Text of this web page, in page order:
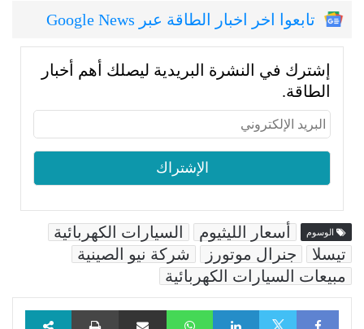
تابعوا اخر اخبار الطاقة عبر Google News
إشترك في النشرة البريدية ليصلك أهم أخبار
الطاقة.
الوسوم أسعار الليثيوم
السيارات الكهربائية
تيسلا
جنرال موتورز
شركة نيو الصينية
مبيعات السيارات الكهربائية
Facebook
LinkedIn
WhatsAppمشاركة عبر البريد طباعة